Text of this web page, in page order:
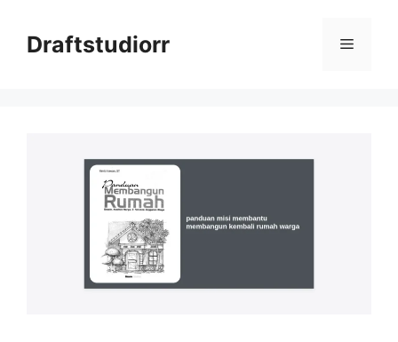
contentDraftstudiorr Menu